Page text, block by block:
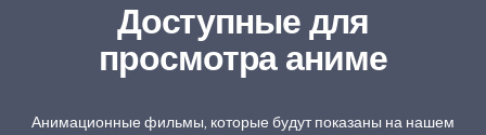
Доступные для
просмотра аниме
Анимационные фильмы, которые будут показаны на нашем